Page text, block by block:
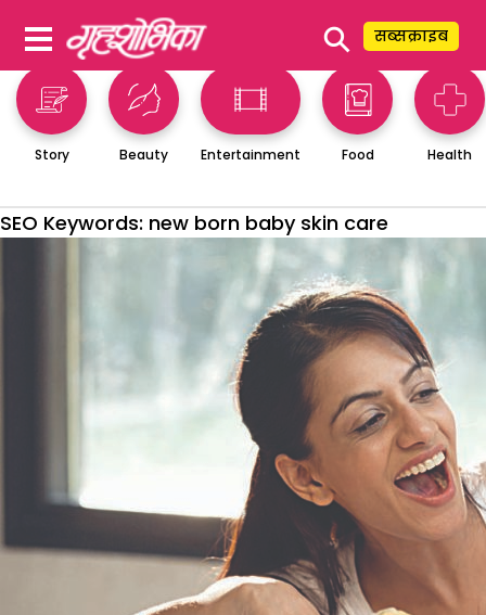
⚲ सब्सक्राइब
Story Beauty Entertainment Food Health
SEO Keywords: new born baby skin care